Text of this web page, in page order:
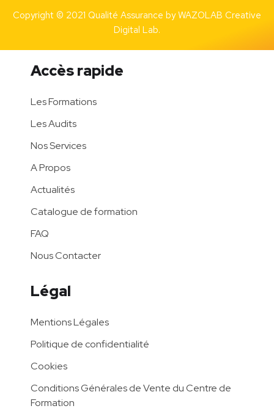
Copyright © 2021 Qualité Assurance byWAZOLAB Creative
Digital Lab.
Accès rapide
Les Formations
Les Audits
Nos Services
A Propos
Actualités
Catalogue de formation
FAQ
Nous Contacter
Légal
Mentions Légales
Politique de confidentialité
Cookies
Conditions Générales de Vente du Centre de
Formation